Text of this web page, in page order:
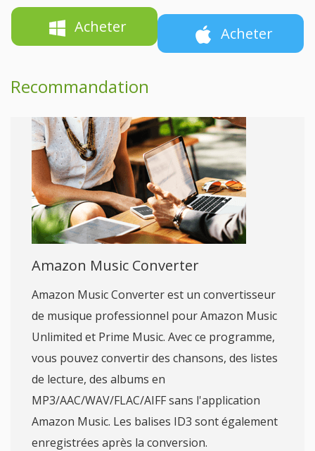
Acheter Acheter
Recommandation
Amazon Music Converter
Amazon Music Converter est un convertisseur
de musique professionnel pour Amazon Music
Unlimited et Prime Music. Avec ce programme,
vous pouvez convertir des chansons, des listes
de lecture, des albums en
MP3/AAC/WAV/FLAC/AIFF sans l'application
Amazon Music. Les balises ID3 sont également
enregistrées après la conversion.